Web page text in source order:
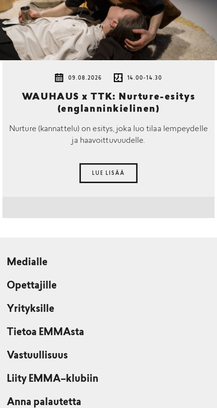
09.08.2026 14.00-14.30
WAUHAUS x TTK: Nurture-esitys
(englanninkielinen)
Nurture (kannattelu) on esitys, joka luo tilaa lempeydelle
ja haavoittuvuudelle.
LUE LISÄÄ
Medialle
Opettajille
Yrityksille
Tietoa EMMAsta
Vastuullisuus
Liity EMMA–klubiin
Anna palautetta